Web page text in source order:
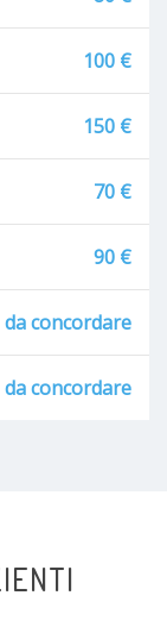
100 €
150 €
70 €
90 €
da concordare
da concordare